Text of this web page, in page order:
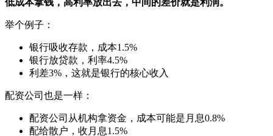
举个例子：
银行吸收存款，成本1.5%
银行放贷款，利率4.5%
利差3%，这就是银行的核心收入
配资公司也是一样：
配资公司从机构拿资金，成本可能是月息0.8%
配给散户，收月息1.5%